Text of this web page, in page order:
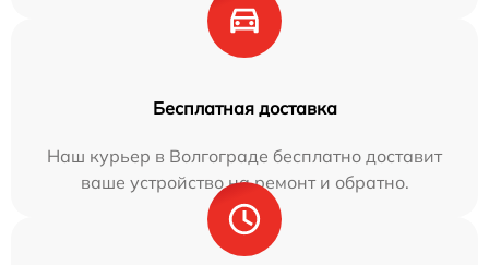
Бесплатная доставка
Наш курьер в Волгограде бесплатно доставит
ваше устройство на ремонт и обратно.